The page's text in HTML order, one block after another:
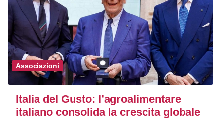
Associazioni
Italia del Gusto: l’agroalimentare
italiano consolida la crescita globale